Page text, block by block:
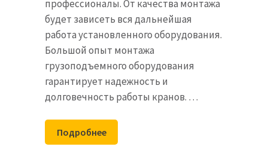
профессионалы. От качества монтажа
будет зависеть вся дальнейшая
работа установленного оборудования.
Большой опыт монтажа
грузоподъемного оборудования
гарантирует надежность и
долговечность работы кранов. …
Подробнее